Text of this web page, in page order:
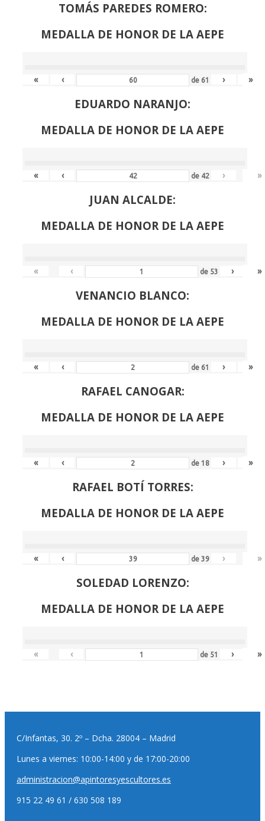
TOMÁS PAREDES ROMERO:
MEDALLA DE HONOR DE LA AEPE
« ‹ de 61 › »
EDUARDO NARANJO:
MEDALLA DE HONOR DE LA AEPE
« ‹ de 42 › »
JUAN ALCALDE:
MEDALLA DE HONOR DE LA AEPE
« ‹ de 53 › »
VENANCIO BLANCO:
MEDALLA DE HONOR DE LA AEPE
« ‹ de 61 › »
RAFAEL CANOGAR:
MEDALLA DE HONOR DE LA AEPE
« ‹ de18 › »
RAFAEL BOTÍ TORRES:
MEDALLA DE HONOR DE LA AEPE
« ‹ de39 › »
SOLEDAD LORENZO:
MEDALLA DE HONOR DE LA AEPE
« ‹ de 51 › »
C/Infantas, 30. 2º – Dcha. 28004 – Madrid
Lunes a viernes: 10:00-14:00 y de 17:00-20:00
administracion@apintoresyescultores.es
915 22 49 61 / 630 508 189